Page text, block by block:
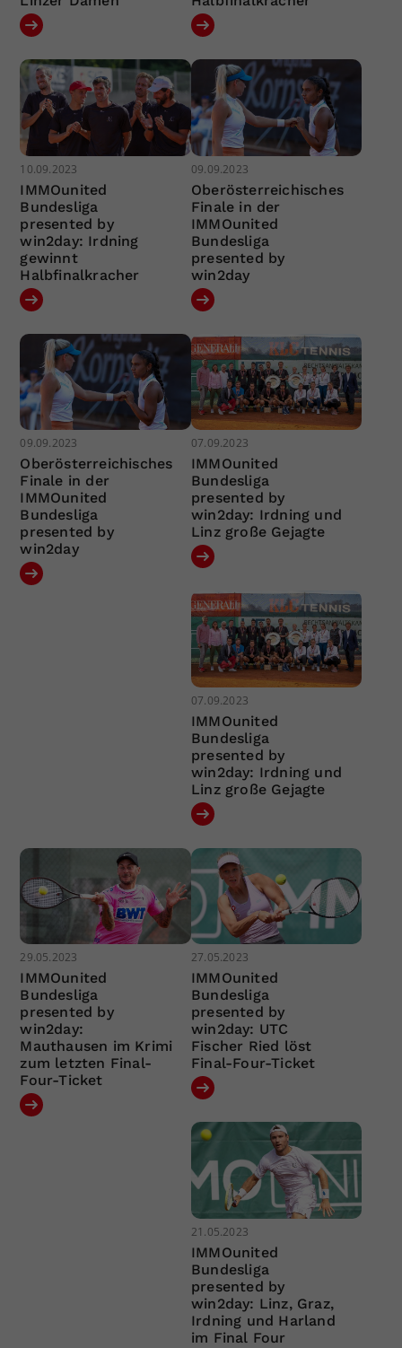
10.09.2023
IMMOunited
Bundesliga
presented by
win2day: Irdning
gewinnt
Halbfinalkracher
09.09.2023
Oberösterreichisches
Finale in der
IMMOunited
Bundesliga
presented by
win2day
09.09.2023
Oberösterreichisches
Finale in der
IMMOunited
Bundesliga
presented by
win2day
07.09.2023
IMMOunited
Bundesliga
presented by
win2day: Irdning und
Linz große Gejagte
07.09.2023
IMMOunited
Bundesliga
presented by
win2day: Irdning und
Linz große Gejagte
29.05.2023
IMMOunited
Bundesliga
presented by
win2day:
Mauthausen im Krimi
zum letzten Final-
Four-Ticket
27.05.2023
IMMOunited
Bundesliga
presented by
win2day: UTC
Fischer Ried löst
Final-Four-Ticket
21.05.2023
IMMOunited
Bundesliga
presented by
win2day: Linz, Graz,
Irdning und Harland
im Final Four